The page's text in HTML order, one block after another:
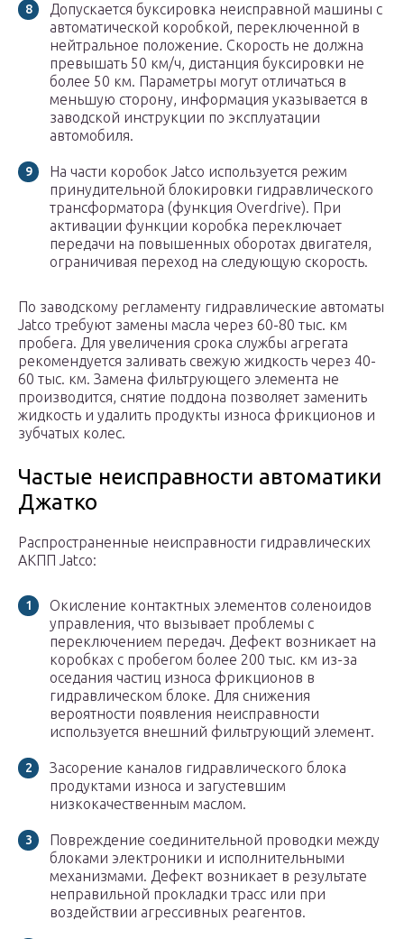
Допускается буксировка неисправной машины с
автоматической коробкой, переключенной в
нейтральное положение. Скорость не должна
превышать 50 км/ч, дистанция буксировки не
более 50 км. Параметры могут отличаться в
меньшую сторону, информация указывается в
заводской инструкции по эксплуатации
автомобиля.
На части коробок Jatco используется режим
принудительной блокировки гидравлического
трансформатора (функция Overdrive). При
активации функции коробка переключает
передачи на повышенных оборотах двигателя,
ограничивая переход на следующую скорость.
По заводскому регламенту гидравлические автоматы
Jatco требуют замены масла через 60-80 тыс. км
пробега. Для увеличения срока службы агрегата
рекомендуется заливать свежую жидкость через 40-
60 тыс. км. Замена фильтрующего элемента не
производится, снятие поддона позволяет заменить
жидкость и удалить продукты износа фрикционов и
зубчатых колес.
Частые неисправности автоматики
Джатко
Распространенные неисправности гидравлических
АКПП Jatco:
Окисление контактных элементов соленоидов
управления, что вызывает проблемы с
переключением передач. Дефект возникает на
коробках с пробегом более 200 тыс. км из-за
оседания частиц износа фрикционов в
гидравлическом блоке. Для снижения
вероятности появления неисправности
используется внешний фильтрующий элемент.
Засорение каналов гидравлического блока
продуктами износа и загустевшим
низкокачественным маслом.
Повреждение соединительной проводки между
блоками электроники и исполнительными
механизмами. Дефект возникает в результате
неправильной прокладки трасс или при
воздействии агрессивных реагентов.